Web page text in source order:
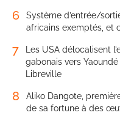
6
Système d’entrée/
africains exemptés, et
7
Les USA délocalisent
gabonais vers
Libreville
8
Aliko Dangote,
de sa fortune à des